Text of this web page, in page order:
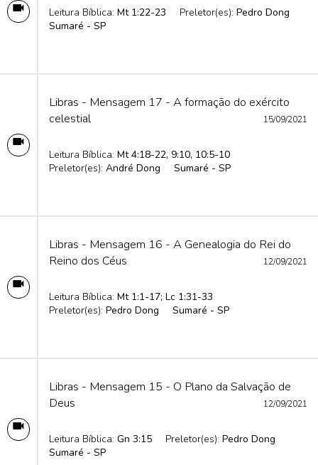
Leitura Bíblica: Mt 1:22-23 Preletor(es): Pedro Dong
Sumaré - SP
Libras - Mensagem 17 - A formação do exército
celestial
15/09/2021
Leitura Bíblica: Mt 4:18-22, 9:10, 10:5-10
Preletor(es): André Dong Sumaré - SP
Libras - Mensagem 16 - A Genealogia do Rei do
Reino dos Céus
12/09/2021
Leitura Bíblica: Mt 1:1-17; Lc 1:31-33
Preletor(es): Pedro Dong Sumaré - SP
Libras - Mensagem 15 - O Plano da Salvação de
Deus
12/09/2021
Leitura Bíblica: Gn 3:15 Preletor(es): Pedro Dong
Sumaré - SP